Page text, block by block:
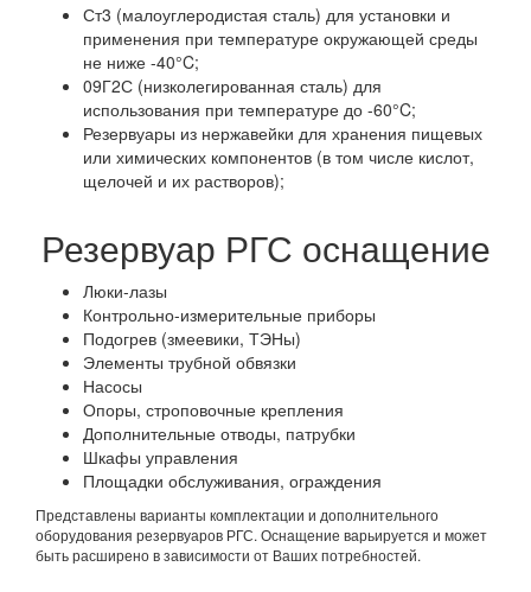
Ст3 (малоуглеродистая сталь) для установки и
применения при температуре окружающей среды
не ниже -40°C;
09Г2С (низколегированная сталь) для
использования при температуре до -60°C;
Резервуары из нержавейки для хранения пищевых
или химических компонентов (в том числе кислот,
щелочей и их растворов);
Резервуар РГС оснащение
Люки-лазы
Контрольно-измерительные приборы
Подогрев (змеевики, ТЭНы)
Элементы трубной обвязки
Насосы
Опоры, строповочные крепления
Дополнительные отводы, патрубки
Шкафы управления
Площадки обслуживания, ограждения
Представлены варианты комплектации и дополнительного
оборудования резервуаров РГС. Оснащение варьируется и может
быть расширено в зависимости от Ваших потребностей.